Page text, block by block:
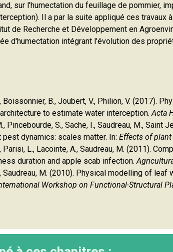
sur l'humectation du feuillage de pommier,
Il a par la suite appliqué ces
de Recherche et Développement en
d'humectation intégrant l'évolution des
, Boissonnier, B., Joubert, V., Philion, V. (2017).
to estimate water interception.Acta
Pincebourde, S., Sache, I., Saudreau, M., Saint
pest dynamics: scales matter. In: Effects of
, Parisi, L., Lacointe, A., Saudreau, M. (2011).
duration and apple scab infection.
, Saudreau, M. (2010). Physical modelling of
Workshop on Functional-Structural